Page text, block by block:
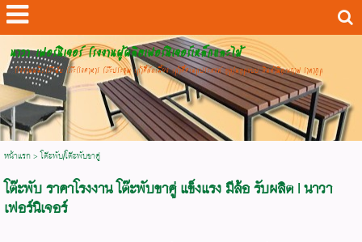
นาวา เฟอร์นิเจอร์ โรงงานผู้ผลิตเฟอร์นิเจอร์เหล็กและไม้
โรงงานผลิตโต๊ะพับ โต๊ะโรงอาหาร โต๊ะประชุม เก้าอี้จัดเลี้ยง เก้าอี้อเนกประสงค์ ทุกรุ่นทุกแบบ สินค้ามีคุณภาพ ราคาถูก
หน้าแรก>โต๊ะพับ/โต๊ะพับขาคู่
โต๊ะพับ ราคาโรงงาน โต๊ะพับขาคู่ แข็งแรง มีล้อ รับผลิต | นาวา
เฟอร์นิเจอร์